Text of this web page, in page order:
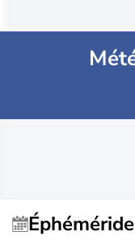
Éphéméride